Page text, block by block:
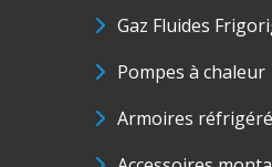
Gaz Fluides
Pompes à chaleur
Armoires